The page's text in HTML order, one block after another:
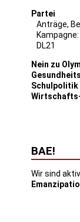
Partei
Anträge,
DL21
Nein zu
Schulpolitik
BAE!
Wir sind